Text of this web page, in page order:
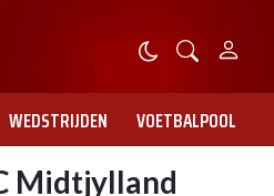
WEDSTRIJDEN VOETBALPOOL
Midtjylland